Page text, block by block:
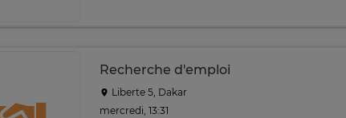
Recherche d'emploi
Liberte 5, Dakar
mercredi, 13:31